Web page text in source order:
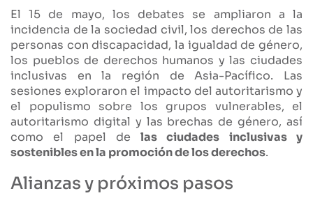
El 15 de mayo, los debates se ampliaron a la
incidencia de la sociedad civil, los derechos de las
personas con discapacidad, la igualdad de género,
los pueblos de derechos humanos y las ciudades
inclusivas en la región de Asia-Pacífico. Las
sesiones exploraron el impacto del autoritarismo y
el populismo sobre los grupos vulnerables, el
autoritarismo digital y las brechas de género, así
como el papel delas ciudades inclusivas y
sostenibles en la promoción de los derechos.
Alianzas y próximos pasos